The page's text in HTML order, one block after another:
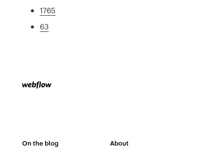
1765
63
On the blog About